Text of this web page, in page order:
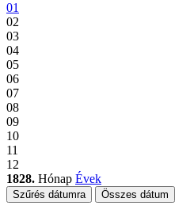
01
02
03
04
05
06
07
08
09
10
11
12
1828. Hónap Évek
Szűrés dátumra Összes dátum